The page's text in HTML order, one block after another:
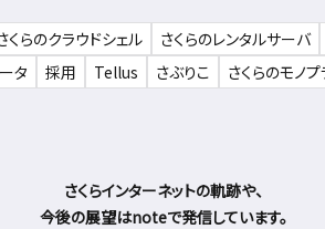
くらのクラウドシェル さくらのレンタルサーバ
タ 採用 Tellus さぶりこ さくらのモノ
さくらインターネットの軌跡や、
今後の展望はnoteで発信しています。